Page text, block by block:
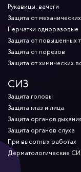
Рукавицы, вачеги
Защита от
Перчатки одноразовые
Защита от повышенных
Защита от порезов
Защита от химических
СИЗ
Защита головы
Защита глаз и лица
Защита органов
Защита органов слуха
При высотных работах
Дерматологические